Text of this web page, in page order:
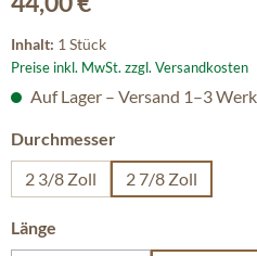
Inhalt: 1 Stück
Preise inkl. MwSt. zzgl. Versandkosten
Auf Lager – Versand 1–3
Durchmesserauswählen
2 3/8 Zoll
2 7/8 Zoll
Länge